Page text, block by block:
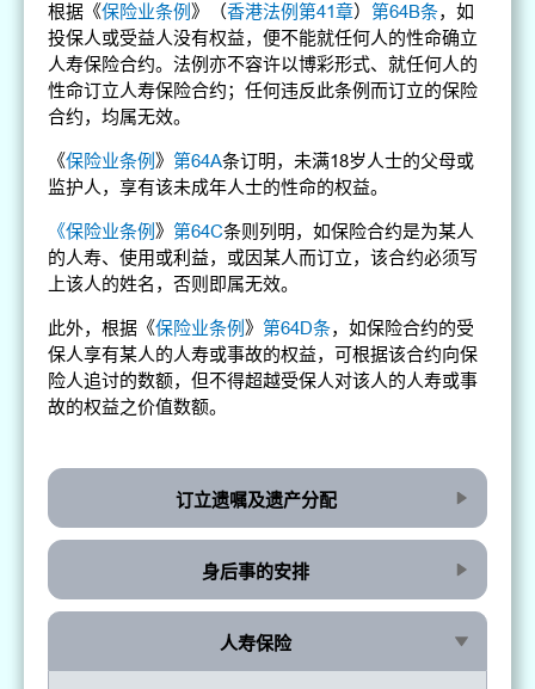
根据《保险业条例 》（香港法例第41章） 第64B条，如
投保人或受益人没有权益，便不能就任何人的性命确立
人寿保险合约。法例亦不容许以博彩形式、就任何人的
性命订立人寿保险合约；任何违反此条例而订立的保险
合约，均属无效。
《保险业条例 》 第64A条订明，未满18岁人士的父母或
监护人，享有该未成年人士的性命的权益。
《保险业条例 》 第64C条则列明，如保险合约是为某人
的人寿、使用或利益，或因某人而订立，该合约必须写
上该人的姓名，否则即属无效。
此外，根据《保险业条例 》 第64D条，如保险合约的受
保人享有某人的人寿或事故的权益，可根据该合约向保
险人追讨的数额，但不得超越受保人对该人的人寿或事
故的权益之价值数额。
订立遗嘱及遗产分配
身后事的安排
人寿保险